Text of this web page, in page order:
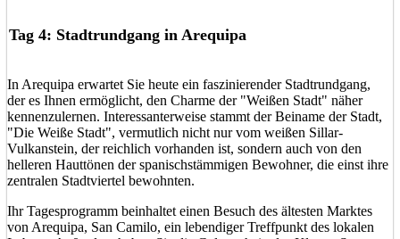
Tag 4: Stadtrundgang in Arequipa
In Arequipa erwartet Sie heute ein faszinierender Stadtrundgang,
der es Ihnen ermöglicht, den Charme der "Weißen Stadt" näher
kennenzulernen. Interessanterweise stammt der Beiname der Stadt,
"Die Weiße Stadt", vermutlich nicht nur vom weißen Sillar-
Vulkanstein, der reichlich vorhanden ist, sondern auch von den
helleren Hauttönen der spanischstämmigen Bewohner, die einst ihre
zentralen Stadtviertel bewohnten.
Ihr Tagesprogramm beinhaltet einen Besuch des ältesten Marktes
von Arequipa, San Camilo, ein lebendiger Treffpunkt des lokalen